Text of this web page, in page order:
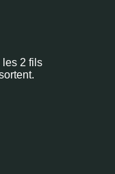
les 2 fils